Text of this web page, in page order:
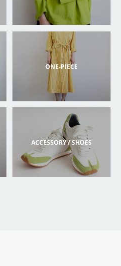
ONE-PIECE
ACCESSORY / SHOES